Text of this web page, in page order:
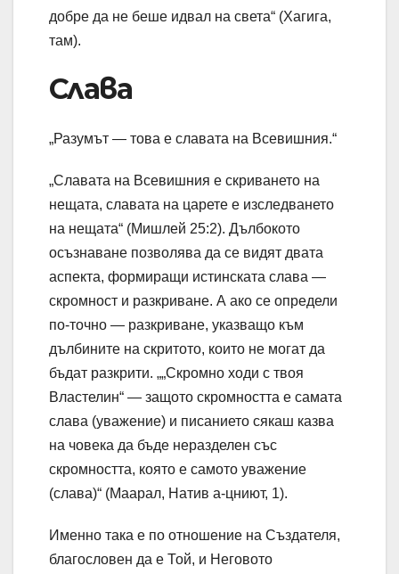
добре да не беше идвал на света“ (Хагига,
там).
Слава
„Разумът — това е славата на Всевишния.“
„Славата на Всевишния е скриването на
нещата, славата на царете е изследването
на нещата“ (Мишлей 25:2). Дълбокото
осъзнаване позволява да се видят двата
аспекта, формиращи истинската слава —
скромност и разкриване. А ако се определи
по-точно — разкриване, указващо към
дълбините на скритото, които не могат да
бъдат разкрити. „„Скромно ходи с твоя
Властелин“ — защото скромността е самата
слава (уважение) и писанието сякаш казва
на човека да бъде неразделен със
скромността, която е самото уважение
(слава)“ (Маарал, Натив а-цниют, 1).
Именно така е по отношение на Създателя,
благословен да е Той, и Неговото